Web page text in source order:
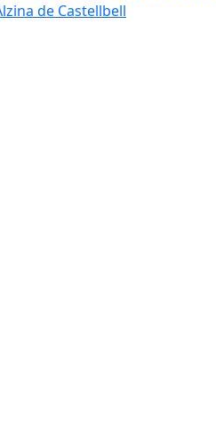
de Castellbell